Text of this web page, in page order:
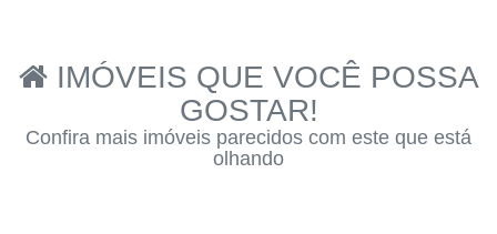
IMÓVEIS QUE VOCÊ POSSA
GOSTAR!
Confira mais imóveis parecidos com este que está
olhando